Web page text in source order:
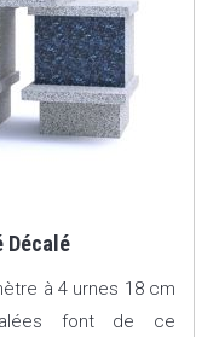
Décalé
à 4 urnes 18 cm
font de ce